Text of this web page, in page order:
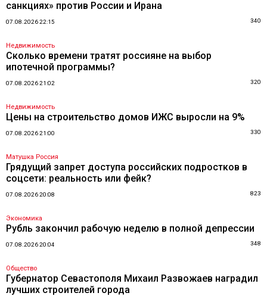
санкциях» против России и Ирана
07.08.2026 22:15 340
Недвижимость
Сколько времени тратят россияне на выбор
ипотечной программы?
07.08.2026 21:02 320
Недвижимость
Цены на строительство домов ИЖС выросли на 9%
07.08.2026 21:00 330
Матушка Россия
Грядущий запрет доступа российских подростков в
соцсети: реальность или фейк?
07.08.2026 20:08 823
Экономика
Рубль закончил рабочую неделю в полной депрессии
07.08.2026 20:04 348
Общество
Губернатор Севастополя Михаил Развожаев наградил
лучших строителей города